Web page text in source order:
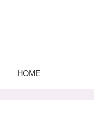
HOME